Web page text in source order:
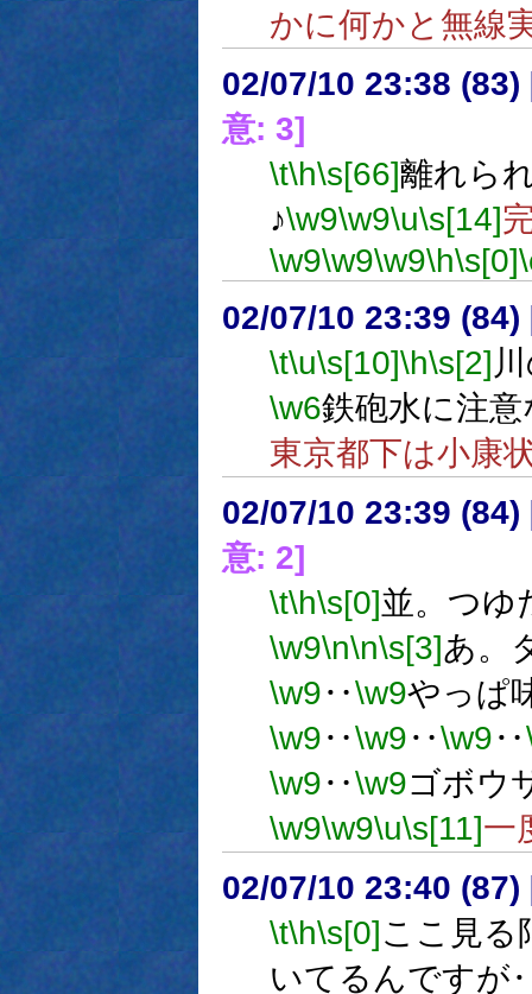
かに何かと無線
02/07/10 23:38 (83)
意: 3]
\t\h\s[66]離れら
♪\w9\w9\u\s[14]
\w9\w9\w9\h\s[0]
02/07/10 23:39 (84)
\t\u\s[10]\h\s[2]
\w6鉄砲水に注
東京都下は小康
02/07/10 23:39 (84)
意: 2]
\t\h\s[0]並。つ
\w9\n\n\s[3]あ。
\w9‥\w9やっぱ
\w9‥\w9‥\w9‥
\w9‥\w9ゴボウ
\w9\w9\u\s[11]一
02/07/10 23:40 (87)
\t\h\s[0]ここ見る
いてるんですが